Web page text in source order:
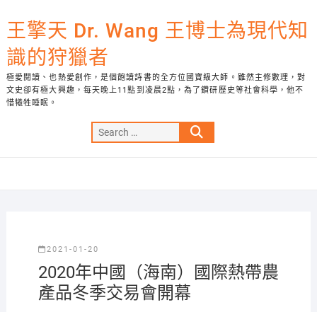
to
content
王擎天 Dr. Wang 王博士為現代知
識的狩獵者
極愛閱讀、也熱愛創作，是個飽讀詩書的全方位國寶級大師。雖然主修數理，對
文史卻有極大興趣，每天晚上11點到凌晨2點，為了鑽研歷史等社會科學，他不
惜犧牲睡眠。
Search
…
2021-01-20
2020年中國（海南）國際熱帶農
產品冬季交易會開幕